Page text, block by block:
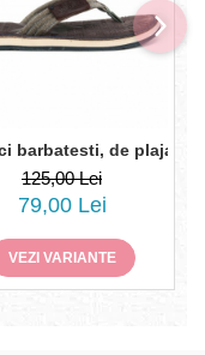
44
barbatesti, de plaja, S.
125,00 Lei
79,00 Lei
VEZI VARIANTE